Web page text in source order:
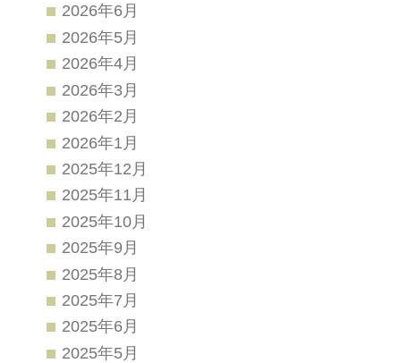
2026年6月
2026年5月
2026年4月
2026年3月
2026年2月
2026年1月
2025年12月
2025年11月
2025年10月
2025年9月
2025年8月
2025年7月
2025年6月
2025年5月